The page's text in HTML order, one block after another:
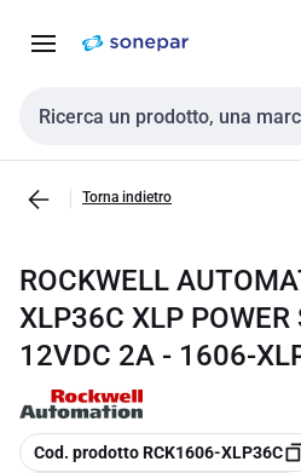
navigazione alla
Cerca input
Torna indietro
ROCKWELL
XLP36C XLP POWER
12VDC 2A - 1606-
copia
Cod. prodotto RCK1606-XLP36C